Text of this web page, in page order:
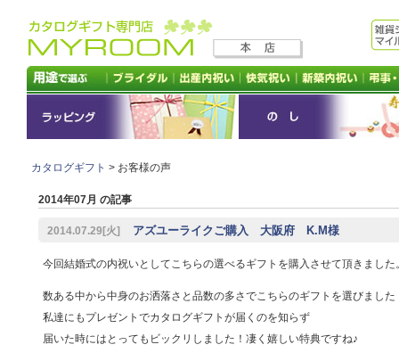
カタログギフト > お客様の声
2014年07月 の記事
2014.07.29[火] アズユーライクご購入 大阪府 K.M様
今回結婚式の内祝いとしてこちらの選べるギフトを購入させて頂きました
数ある中から中身のお洒落さと品数の多さでこちらのギフトを選びました
私達にもプレゼントでカタログギフトが届くのを知らず
届いた時にはとってもビックリしました！凄く嬉しい特典ですね♪